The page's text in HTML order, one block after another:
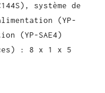
système de
(YP-
(YP-SAE4)
: 8 x 1 x 5